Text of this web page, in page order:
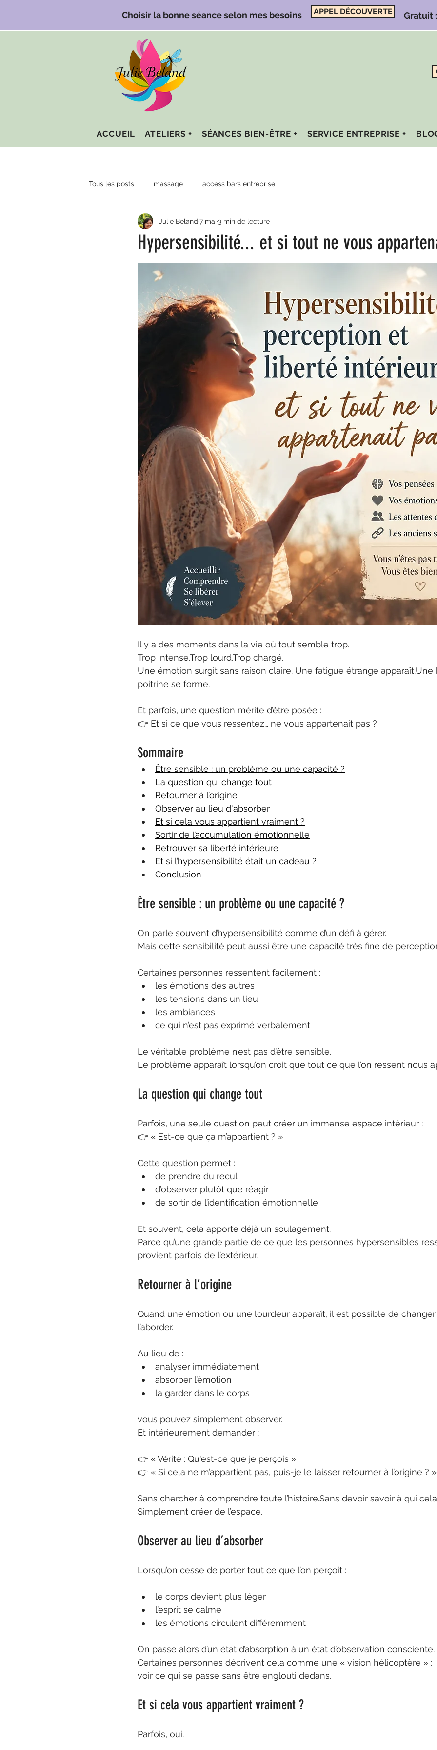
Choisir la bonne séance selon mes besoins APPEL DÉCOUVERTE Gratuit
ACCUEIL ATELIERS + SÉANCES BIEN-ÊTRE + SERVICE ENTREPRISE +
Tous les posts massage access bars entreprise
Hypersensibilité... et si tout ne vous
Julie Beland 7 mai 3 min de lecture
Il y a des moments dans la vie où tout semble trop.
Trop intense.Trop lourd.Trop chargé.
Une émotion surgit sans raison claire. Une fatigue étrange apparaît.Une
poitrine se forme.
Et parfois, une question mérite d’être posée :
👉 Et si ce que vous ressentez… ne vous appartenait pas ?
Sommaire
Être sensible : un problème ou une capacité ?
La question qui change tout
Retourner à l’origine
Observer au lieu d'absorber
Et si cela vous appartient vraiment ?
Sortir de l’accumulation émotionnelle
Retrouver sa liberté intérieure
Et si l’hypersensibilité était un cadeau ?
Conclusion
Être sensible : un problème ou une capacité ?
On parle souvent d’hypersensibilité comme d’un défi à gérer.
Mais cette sensibilité peut aussi être une capacité très fine de
Certaines personnes ressentent facilement :
les émotions des autres
les tensions dans un lieu
les ambiances
ce qui n’est pas exprimé verbalement
Le véritable problème n’est pas d’être sensible.
Le problème apparaît lorsqu’on croit que tout ce que l’on ressent nous
La question qui change tout
Parfois, une seule question peut créer un immense espace intérieur :
👉 « Est-ce que ça m’appartient ? »
Cette question permet :
de prendre du recul
d’observer plutôt que réagir
de sortir de l’identification émotionnelle
Et souvent, cela apporte déjà un soulagement.
Parce qu’une grande partie de ce que les personnes hypersensibles
provient parfois de l’extérieur.
Retourner à l’origine
Quand une émotion ou une lourdeur apparaît, il est possible de
l’aborder.
Au lieu de :
analyser immédiatement
absorber l’émotion
la garder dans le corps
vous pouvez simplement observer.
Et intérieurement demander :
👉 « Vérité : Qu'est-ce que je perçois »
👉 « Si cela ne m’appartient pas, puis-je le laisser retourner à l’origine ? »
Sans chercher à comprendre toute l’histoire.Sans devoir savoir à qui
Simplement créer de l’espace.
Observer au lieu d’absorber
Lorsqu’on cesse de porter tout ce que l’on perçoit :
le corps devient plus léger
l’esprit se calme
les émotions circulent différemment
On passe alors d’un état d’absorption à un état d’observation consciente.
Certaines personnes décrivent cela comme une « vision hélicoptère » :
voir ce qui se passe sans être englouti dedans.
Et si cela vous appartient vraiment ?
Parfois, oui.